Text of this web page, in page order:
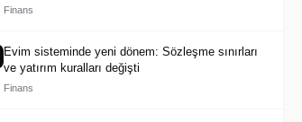
Finans
Evim sisteminde yeni dönem: Sözleşme sınırları
ve yatırım kuralları değişti
Finans